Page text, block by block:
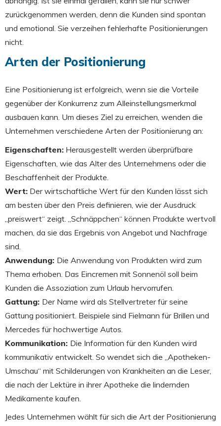
zurückgenommen werden, denn die Kunden sind spontan
und emotional. Sie verzeihen fehlerhafte Positionierungen
nicht.
Arten der Positionierung
Eine Positionierung ist erfolgreich, wenn sie die Vorteile
gegenüber der Konkurrenz zum Alleinstellungsmerkmal
ausbauen kann. Um dieses Ziel zu erreichen, wenden die
Unternehmen verschiedene Arten der Positionierung an:
Eigenschaften: Herausgestellt werden überprüfbare
Eigenschaften, wie das Alter des Unternehmens oder die
Beschaffenheit der Produkte.
Wert: Der wirtschaftliche Wert für den Kunden lässt sich
am besten über den Preis definieren, wie der Ausdruck
„preiswert“ zeigt. „Schnäppchen“ können Produkte wertvoll
machen, da sie das Ergebnis von Angebot und Nachfrage
sind.
Anwendung: Die Anwendung von Produkten wird zum
Thema erhoben. Das Eincremen mit Sonnenöl soll beim
Kunden die Assoziation zum Urlaub hervorrufen.
Gattung: Der Name wird als Stellvertreter für seine
Gattung positioniert. Beispiele sind Fielmann für Brillen und
Mercedes für hochwertige Autos.
Kommunikation: Die Information für den Kunden wird
kommunikativ entwickelt. So wendet sich die „Apotheken-
Umschau“ mit Schilderungen von Krankheiten an die Leser,
die nach der Lektüre in ihrer Apotheke die lindernden
Medikamente kaufen.
Jedes Unternehmen wählt für sich die Art der Positionierung